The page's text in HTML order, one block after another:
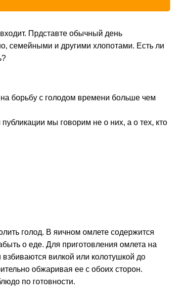
Прдставте обычный день
семейными и другими хлопотами. Есть ли
борьбу с голодом времени больше чем
мы говорим не о них, а о тех, кто
голод. В яичном омлете содержится
о еде. Для приготовления омлета на
вилкой или колотушкой до
обжаривая ее с обоих сторон.
по готовности.